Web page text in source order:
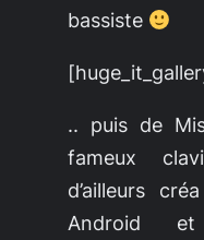
bassiste
.. puis de
fameux
d’ailleurs
Android